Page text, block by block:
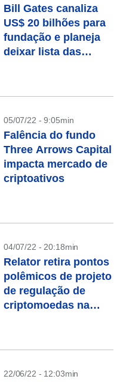
Bill Gates canaliza
US$ 20 bilhões para
fundação e planeja
deixar lista das
05/07/22 - 9:05min
Falência do fundo
Three Arrows Capital
impacta mercado de
criptoativos
04/07/22 - 20:18min
Relator retira pontos
polêmicos de projeto
de regulação de
criptomoedas na
22/06/22 - 12:03min